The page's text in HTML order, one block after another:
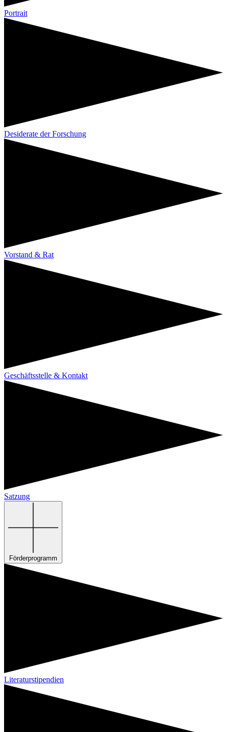
Portrait
Desiderate der Forschung
Vorstand & Rat
Geschäftsstelle & Kontakt
Satzung
Förderprogramm
Literaturstipendien